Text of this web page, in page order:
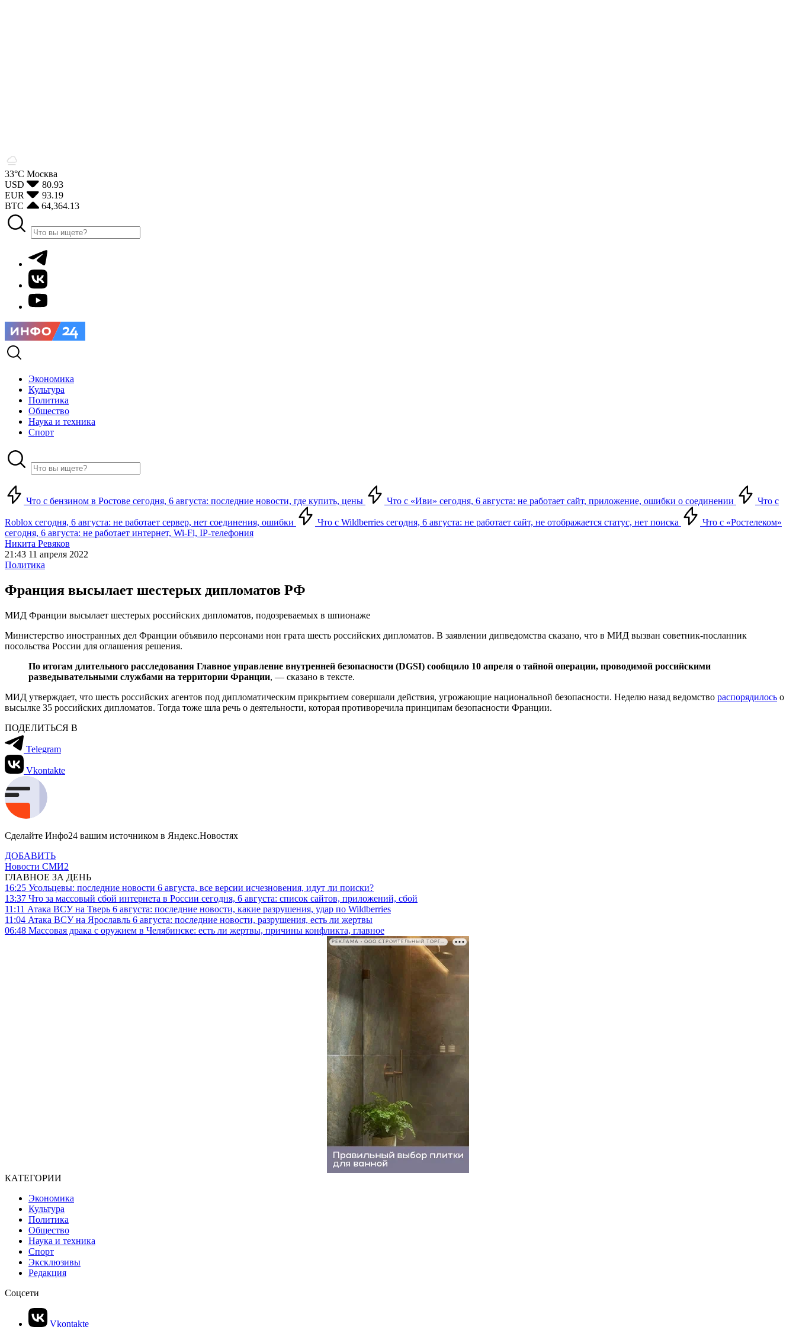
33°С Москва
USD
80.93
EUR
93.19
BTC
64,364.13
Экономика
Культура
Политика
Общество
Наука и техника
Спорт
Что с бензином в Ростове сегодня, 6 августа: последние новости, где купить, цены Что с «Иви» сегодня, 6 августа: не работает сайт, приложение, ошибки о соединении Что с
Roblox сегодня, 6 августа: не работает сервер, нет соединения, ошибки Что с Wildberries сегодня, 6 августа: не работает сайт, не отображается статус, нет поиска
Что с «Ростелеком»
сегодня, 6 августа: не работает интернет, Wi-Fi, IP-телефония
Никита Ревяков
21:43 11 апреля 2022
Политика
Франция высылает шестерых дипломатов РФ
МИД Франции высылает шестерых российских дипломатов, подозреваемых в шпионаже
Министерство иностранных дел Франции объявило персонами нон грата шесть российских дипломатов. В заявлении дипведомства сказано, что в МИД вызван советник-посланник
посольства России для оглашения решения.
По итогам длительного расследования Главное управление внутренней безопасности (DGSI) сообщило 10 апреля о тайной операции, проводимой российскими
разведывательными службами на территории Франции, — сказано в тексте.
МИД утверждает, что шесть российских агентов под дипломатическим прикрытием совершали действия, угрожающие национальной безопасности. Неделю назад ведомство распорядилось о
высылке 35 российских дипломатов. Тогда тоже шла речь о деятельности, которая противоречила принципам безопасности Франции.
ПОДЕЛИТЬСЯ В
Telegram
Vkontakte
Сделайте Инфо24 вашим источником в Яндекс.Новостях
ДОБАВИТЬ
Новости СМИ2
ГЛАВНОЕ ЗА ДЕНЬ
16:25 Усольцевы: последние новости 6 августа, все версии исчезновения, идут ли поиски?
13:37 Что за массовый сбой интернета в России сегодня, 6 августа: список сайтов, приложений, сбой
11:11 Атака ВСУ на Тверь 6 августа: последние новости, какие разрушения, удар по Wildberries
11:04 Атака ВСУ на Ярославль 6 августа: последние новости, разрушения, есть ли жертвы
06:48 Массовая драка с оружием в Челябинске: есть ли жертвы, причины конфликта, главное
РЕКЛАМА • ООО СТРОИТЕЛЬНЫЙ ТОРГОВЫЙ ДОМ «ПЕТРОВИЧ». ИНН: 7802348846
КАТЕГОРИИ
Экономика
Культура
Политика
Общество
Наука и техника
Спорт
Эксклюзивы
Редакция
Соцсети
Vkontakte